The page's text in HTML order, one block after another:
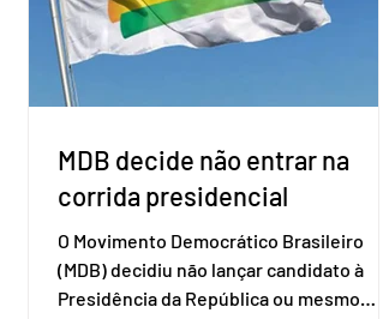
não reconh
MDB decide não entrar na
corrida presidencial
O Movimento Democrático Brasileiro
(MDB) decidiu não lançar candidato à
Presidência da República ou mesmo